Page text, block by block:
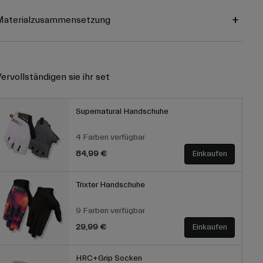
sie ihr set
Supernatural Handschuhe
4 Farben verfügbar
84,99 €
Einkaufen
Trixter Handschuhe
9 Farben verfügbar
29,99 €
Einkaufen
HRC+Grip Socken